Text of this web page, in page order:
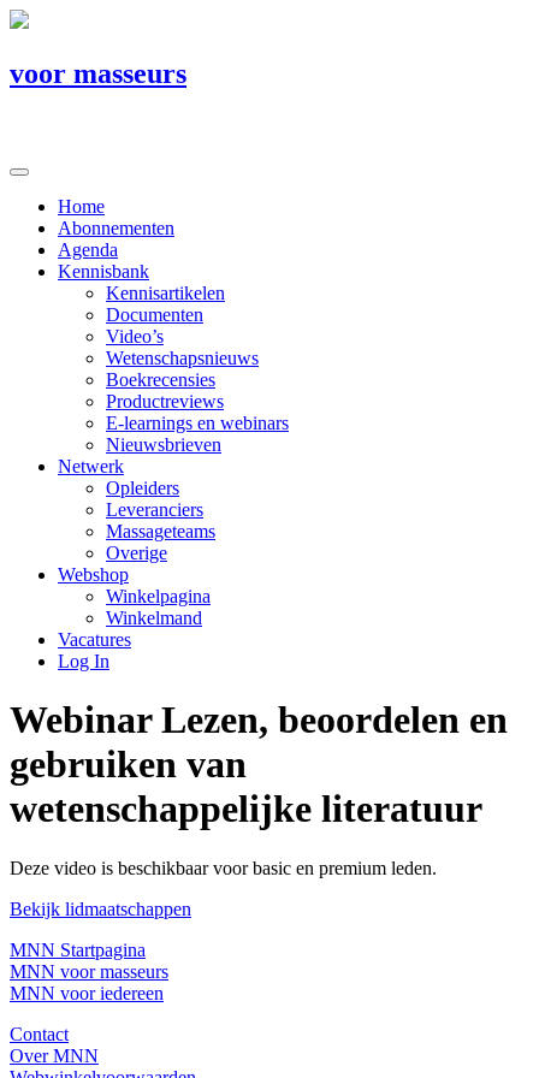
voor masseurs
Home
Abonnementen
Agenda
Kennisbank
Kennisartikelen
Documenten
Video’s
Wetenschapsnieuws
Boekrecensies
Productreviews
E-learnings en webinars
Nieuwsbrieven
Netwerk
Opleiders
Leveranciers
Massageteams
Overige
Webshop
Winkelpagina
Winkelmand
Vacatures
Log In
Webinar Lezen, beoordelen en
gebruiken van
wetenschappelijke literatuur
Deze video is beschikbaar voor basic en premium leden.
Bekijk lidmaatschappen
MNN Startpagina
MNN voor masseurs
MNN voor iedereen
Contact
Over MNN